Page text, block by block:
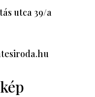
utca 39/a